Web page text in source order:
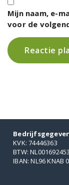
Mijn naam, e-
voor de
KVK: 74446363
BTW:
IBAN: NL96 KNAB